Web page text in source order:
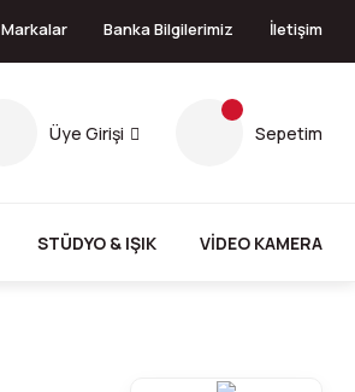
Markalar Banka Bilgilerimiz İletişim
Üye Girişi Sepetim
STÜDYO & IŞIK VİDEO KAMERA